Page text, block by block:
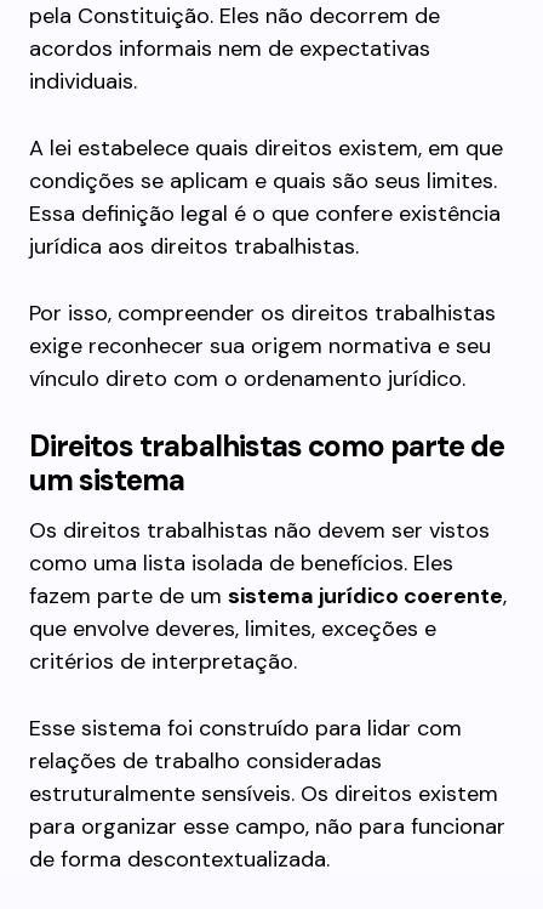
pela Constituição. Eles não decorrem de
acordos informais nem de expectativas
individuais.
A lei estabelece quais direitos existem, em que
condições se aplicam e quais são seus limites.
Essa definição legal é o que confere existência
jurídica aos direitos trabalhistas.
Por isso, compreender os direitos trabalhistas
exige reconhecer sua origem normativa e seu
vínculo direto com o ordenamento jurídico.
Direitos trabalhistas como parte de
um sistema
Os direitos trabalhistas não devem ser vistos
como uma lista isolada de benefícios. Eles
fazem parte de um sistema jurídico coerente,
que envolve deveres, limites, exceções e
critérios de interpretação.
Esse sistema foi construído para lidar com
relações de trabalho consideradas
estruturalmente sensíveis. Os direitos existem
para organizar esse campo, não para funcionar
de forma descontextualizada.